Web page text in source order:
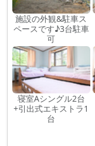
施設の外観&駐車ス
ペースです♪3台駐車
可
寝室Aシングル2台
+引出式エキストラ1
台